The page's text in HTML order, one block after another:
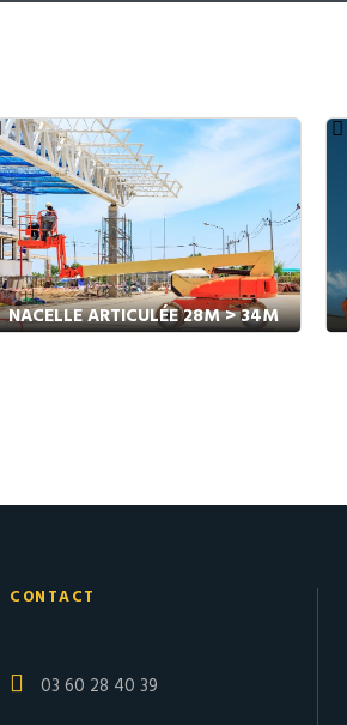
NACELLE ARTICULÉE 28M > 34M
CONTACT
03 60 28 40 39